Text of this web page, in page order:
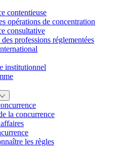
contentieuse
opérations de concentration
consultative
professions réglementées
institutionnel
la concurrence
les règles